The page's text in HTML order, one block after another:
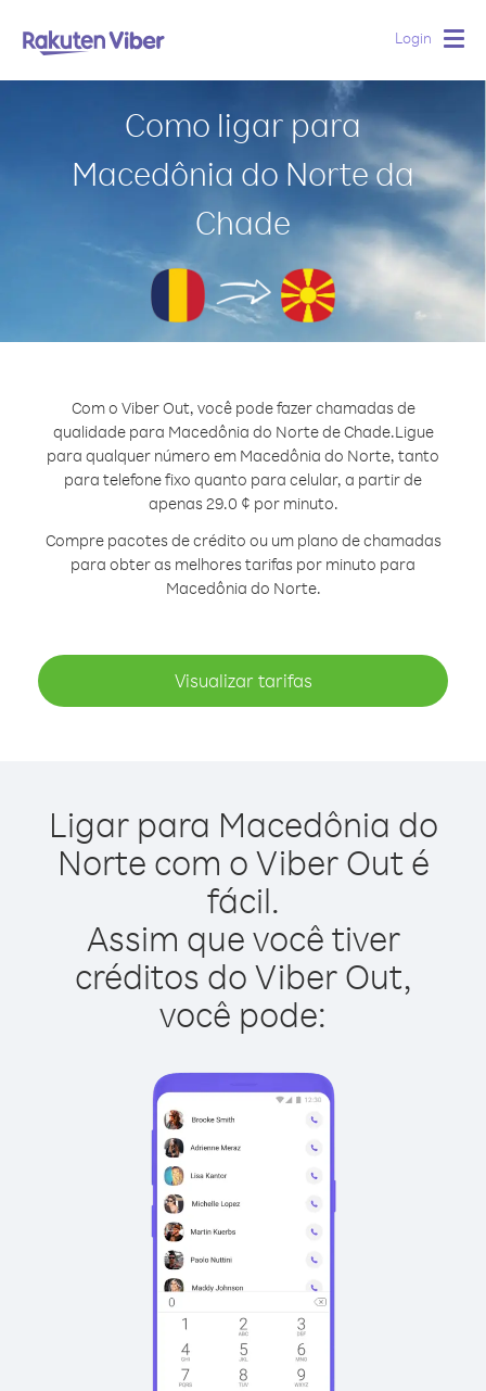
Login
Como ligar para
Macedônia do Norte da
Chade
Com o Viber Out, você pode fazer chamadas de
qualidade para Macedônia do Norte de Chade.Ligue
para qualquer número em Macedônia do Norte, tanto
para telefone fixo quanto para celular, a partir de
apenas 29.0 ¢ por minuto.
Compre pacotes de crédito ou um plano de chamadas
para obter as melhores tarifas por minuto para
Macedônia do Norte.
Visualizar tarifas
Ligar para Macedônia do
Norte com o Viber Out é
fácil.
Assim que você tiver
créditos do Viber Out,
você pode: